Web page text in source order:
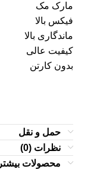
مارک مک
فیکس بالا
ماندگاری بالا
کیفیت عالی
بدون کارتن
حمل و نقل
نظرات (0)
محصولات بیشتر